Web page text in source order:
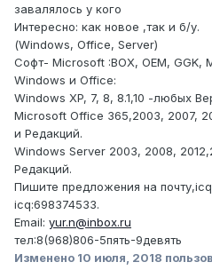
завалялось у кого
Интересно: как новое ,так и б/у.
(Windows, Office, Server)
Софт- Microsoft :BOX, OEM, GGK,
Windows и Office:
Windows XP, 7, 8, 8.1,10 -любых
Microsoft Office 365,2003, 2007,
и Редакций.
Windows Server 2003, 2008,
Редакций.
Пишите предложения на
icq:698374533.
Email: yur.n@inbox.ru
тел:8(968)806-5пять-9девять
Изменено 10 июля, 2018